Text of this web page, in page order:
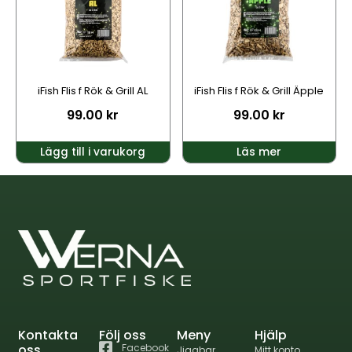
iFish Flis f Rök & Grill AL
99.00 kr
Lägg till i varukorg
iFish Flis f Rök & Grill Äpple
99.00 kr
Läs mer
Kontakta
Följ oss
Facebook
Meny Hjälp